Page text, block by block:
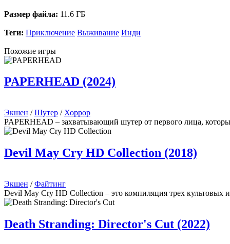
Размер файла: 11.6 ГБ
Теги: Приключение Выживание Инди
Похожие игры
PAPERHEAD (2024)
Экшен /Шутер / Хоррор
PAPERHEAD – захватывающий шутер от первого лица,
Devil May Cry HD Collection (2018)
Экшен /Файтинг
Devil May Cry HD Collection – это компиляция трех культовых
Death Stranding: Director's Cut (2022)